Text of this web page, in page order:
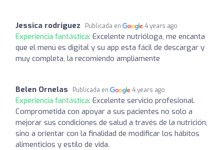
Jessica rodriguez Publicada en 4 years ago
Experiencia fantástica: Excelente nutrióloga, me encanta
que el menú es digital y su app esta fácil de descargar y
muy completa, la recomiendo ampliamente
Belen Ornelas Publicada en 4 years ago
Experiencia fantástica: Excelente servicio profesional.
Comprometida con apoyar a sus pacientes no solo a
mejorar sus condiciones de salud a través de la nutrición,
sino a orientar con la finalidad de modificar los hábitos
alimenticios y estilo de vida.